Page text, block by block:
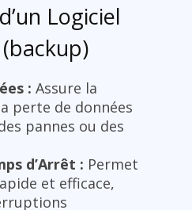
Logiciel
: Assure la
perte de données
pannes ou des
d’Arrêt : Permet
et efficace,